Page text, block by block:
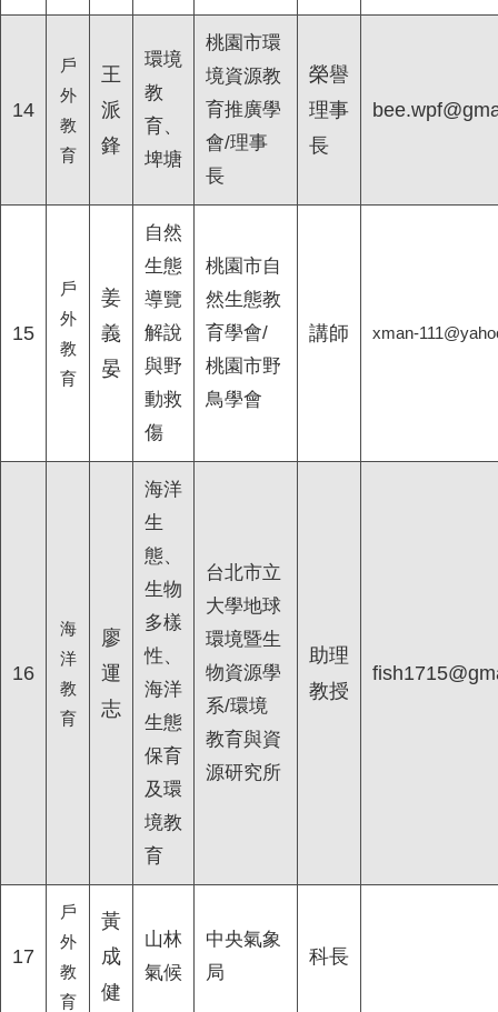
14
戶
外
教
育
王
派
鋒
環境
教
育、
埤塘
桃園市環
境資源教
育推廣學
會/理事
長
榮譽
理事
長
15
戶
外
教
育
姜
義
晏
自然
生態
導覽
解說
與野
動救
傷
桃園市自
然生態教
育學會/
桃園市野
鳥學會
講師 xman-
16
海
洋
教
育
廖
運
志
海洋
生
態、
生物
多樣
性、
海洋
生態
保育
及環
境教
育
台北市立
大學地球
環境暨生
物資源學
系/環境
教育與資
源研究所
助理
教授
17
戶
外
教
育
黃
成
健
山林
氣候
中央氣象
局
科長